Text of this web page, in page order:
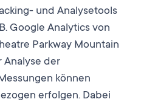
und Analysetools
Google Analytics von
Parkway Mountain
Analyse der
können
erfolgen. Dabei